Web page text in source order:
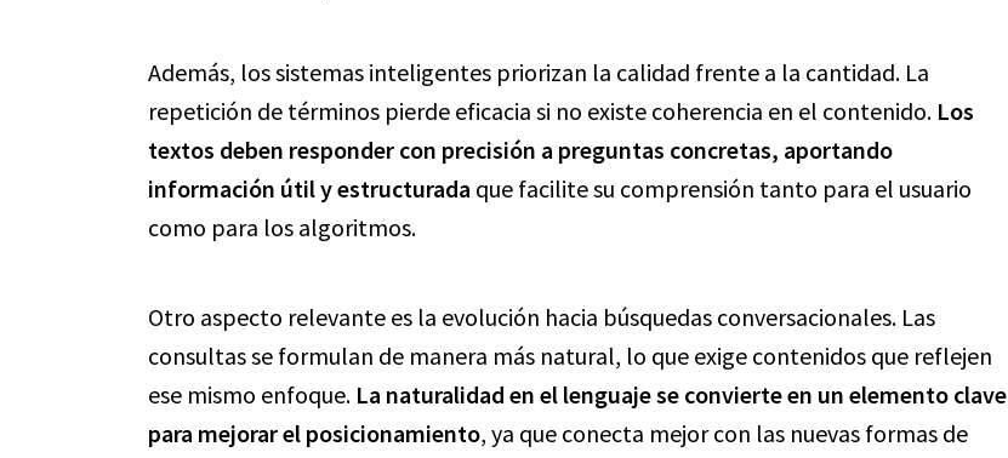
Además, los sistemas inteligentes priorizan la calidad frente a la cantidad. La
repetición de términos pierde eficacia si no existe coherencia en el contenido. Los
textos deben responder con precisión a preguntas concretas, aportando
información útil y estructurada que facilite su comprensión tanto para el usuario
como para los algoritmos.
Otro aspecto relevante es la evolución hacia búsquedas conversacionales. Las
consultas se formulan de manera más natural, lo que exige contenidos que reflejen
ese mismo enfoque. La naturalidad en el lenguaje se convierte en un elemento clave
para mejorar el posicionamiento, ya que conecta mejor con las nuevas formas de